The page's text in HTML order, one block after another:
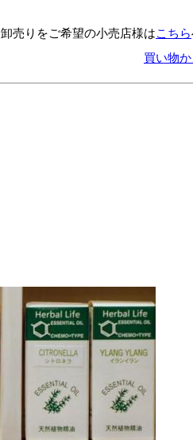
卸売りをご希望の小売店様はこちら
買い物